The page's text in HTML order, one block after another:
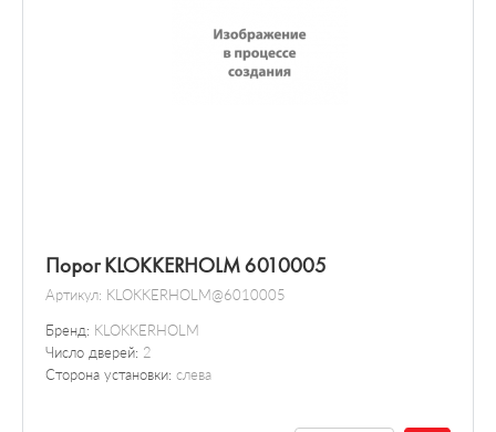
Порог KLOKKERHOLM 6010005
Артикул: KLOKKERHOLM@6010005
Бренд: KLOKKERHOLM
Число дверей: 2
Сторона установки: слева